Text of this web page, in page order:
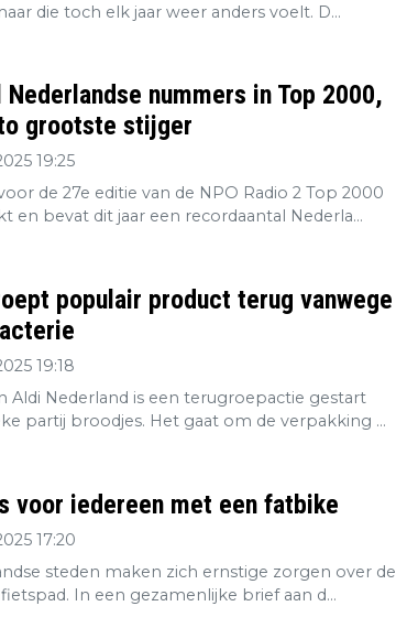
die toch elk jaar weer anders voelt. D...
Nederlandse nummers in Top 2000,
grootste stijger
19:25
de 27e editie van de NPO Radio 2 Top 2000
en bevat dit jaar een recordaantal Nederla...
populair product terug vanwege
19:18
Aldi Nederland is een terugroepactie gestart
partij broodjes. Het gaat om de verpakking ...
voor iedereen met een fatbike
17:20
steden maken zich ernstige zorgen over de
In een gezamenlijke brief aan d...